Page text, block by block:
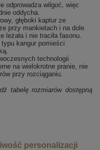
odprowadza wilgoć, więc
oddycha.
głęboki kaptur ze
przy mankietach i na dole
i nie traciła fasonu.
kangur pomieści
technologii
na wielokrotne pranie, nie
przy rozciąganiu.
tabelę rozmiarów dostępną
personalizacji